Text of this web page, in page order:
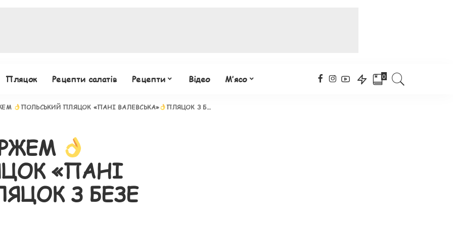
Пляцок Рецепти салатів Рецепти Відео М’ясо 0
ПОЛЬСЬКИЙ ПЛЯЦОК «ПАНІ ВАЛЕВСЬКА» ПЛЯЦОК З БЕЗЕ РЕЦЕПТ
«ПАНІ
З БЕЗЕ